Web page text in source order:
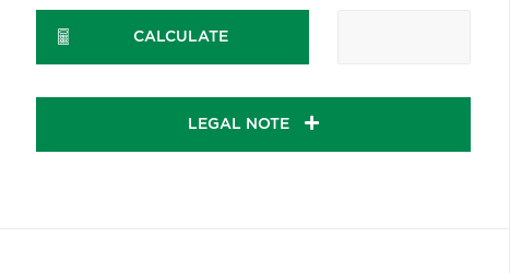
CALCULATE
LEGAL NOTE